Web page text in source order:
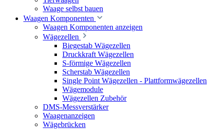
Waage selbst bauen
Waagen Komponenten
Waagen Komponenten anzeigen
Wägezellen
Biegestab Wägezellen
Druckkraft Wägezellen
S-förmige Wägezellen
Scherstab Wägezellen
Single Point Wägezellen - Plattformwägezellen
Wägemodule
Wägezellen Zubehör
DMS-Messverstärker
Waagenanzeigen
Wägebrücken